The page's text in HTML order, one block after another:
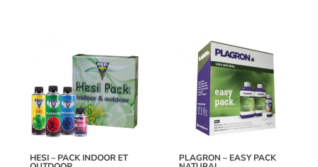
HESI – PACK INDOOR ET PLAGRON – EASY PACK